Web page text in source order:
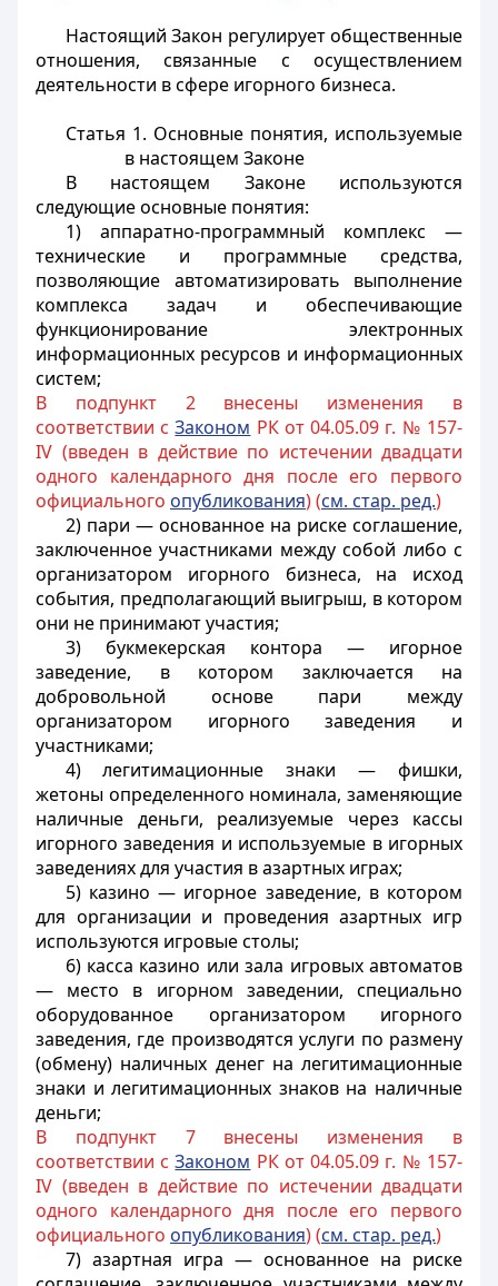
Настоящий Закон регулирует общественные
отношения, связанные с осуществлением
деятельности в сфере игорного бизнеса.
Статья 1. Основные понятия, используемые
в настоящем Законе
В настоящем Законе используются
следующие основные понятия:
1) аппаратно-программный комплекс —
технические и программные средства,
позволяющие автоматизировать выполнение
комплекса задач и обеспечивающие
функционирование электронных
информационных ресурсов и информационных
систем;
В подпункт 2 внесены изменения в
соответствии сЗаконом РК от 04.05.09 г. № 157-
IV (введен в действие по истечении двадцати
одного календарного дня после его первого
официального опубликования) (см. стар. ред.)
2) пари — основанное на риске соглашение,
заключенное участниками между собой либо с
организатором игорного бизнеса, на исход
события, предполагающий выигрыш, в котором
они не принимают участия;
3) букмекерская контора — игорное
заведение, в котором заключается на
добровольной основе пари между
организатором игорного заведения и
участниками;
4) легитимационные знаки — фишки,
жетоны определенного номинала, заменяющие
наличные деньги, реализуемые через кассы
игорного заведения и используемые в игорных
заведениях для участия в азартных играх;
5) казино — игорное заведение, в котором
для организации и проведения азартных игр
используются игровые столы;
6) касса казино или зала игровых автоматов
— место в игорном заведении, специально
оборудованное организатором игорного
заведения, где производятся услуги по размену
(обмену) наличных денег на легитимационные
знаки и легитимационных знаков на наличные
деньги;
В подпункт 7 внесены изменения в
соответствии сЗаконом РК от 04.05.09 г. № 157-
IV (введен в действие по истечении двадцати
одного календарного дня после его первого
официального опубликования) (см. стар. ред.)
7) азартная игра — основанное на риске